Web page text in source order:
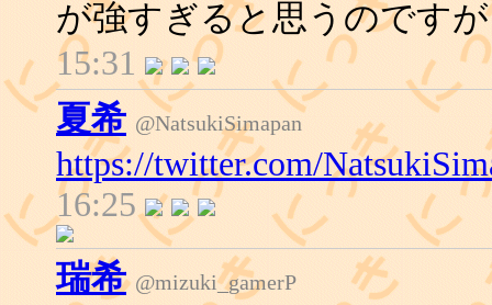
が強すぎると思うのです
15:31
夏希 @NatsukiSimapan
https://twitter.com/
16:25
瑞希 @mizuki_gamerP